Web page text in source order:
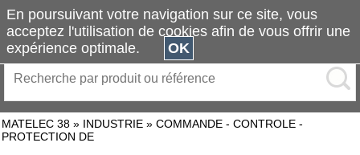
MATELEC 38 » INDUSTRIE » COMMANDE - CONTROLE -
PROTECTION DE
En poursuivant votre navigation sur ce site, vous
acceptez l'utilisation de cookies afin de vous offrir une
expérience optimale.
OK